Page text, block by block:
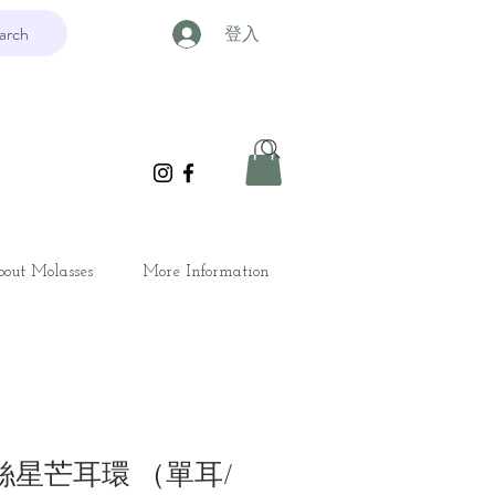
登入
Molasses More Information
星芒耳環 （單耳/